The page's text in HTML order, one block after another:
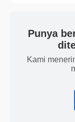
Punya
Kami